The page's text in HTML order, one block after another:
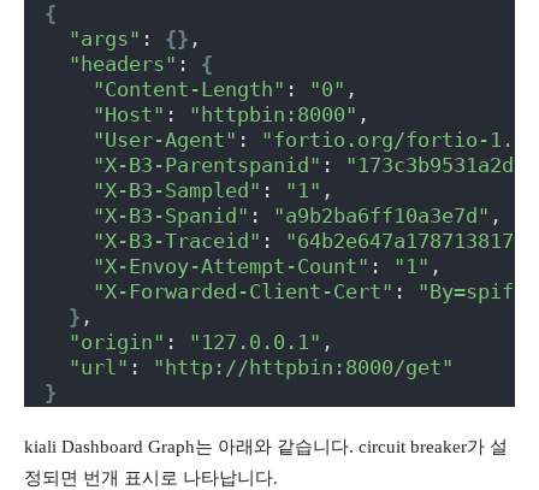
{
"args" : {} ,
"headers" : {
"Content-Length" : "0" ,
"Host" : "httpbin:8000" ,
"User-Agent" : "fortio.org/fortio-
"X-B3-Parentspanid" :
"X-B3-Sampled" : "1" ,
"X-B3-Spanid" : "a9b2ba6ff10a3e7d" ,
"X-B3-Traceid" :
"X-Envoy-Attempt-Count" : "1" ,
"X-Forwarded-Client-Cert" :
} ,
"origin" : "127.0.0.1" ,
"url" : "http://httpbin:8000/get"
}
kiali Dashboard Graph는 아래와 같습니다. circuit breaker가 설
정되면 번개 표시로 나타납니다.